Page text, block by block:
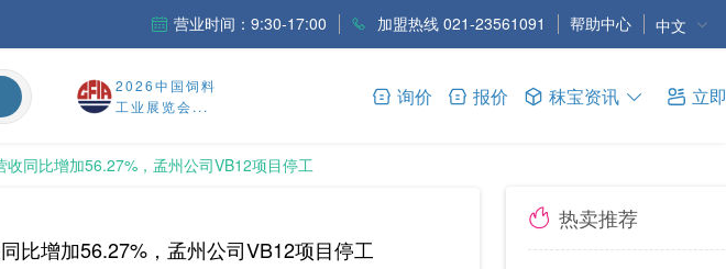
营业时间：9:30-17:00 加盟热线 021-23561091 帮助中心 中文
2026中国饲料
工业展览会...
询价 报价 秣宝资讯 立
同比增加56.27%，孟州公司VB12项目停工
比增加56.27%，孟州公司VB12项目停工
热卖推荐